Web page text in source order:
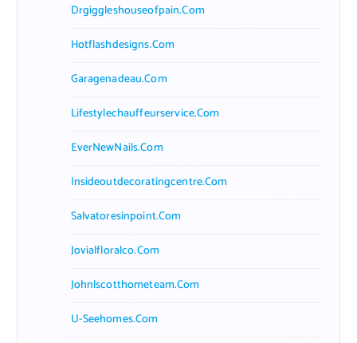
Drgiggleshouseofpain.com
Hotflashdesigns.com
Garagenadeau.com
Lifestylechauffeurservice.com
EverNewNails.com
Insideoutdecoratingcentre.com
Salvatoresinpoint.com
Jovialfloralco.com
Johnlscotthometeam.com
U-Seehomes.com